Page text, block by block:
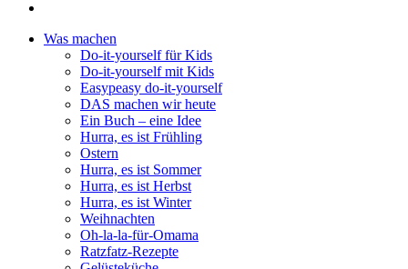
Was machen
Do-it-yourself für Kids
Do-it-yourself mit Kids
Easypeasy do-it-yourself
DAS machen wir heute
Ein Buch – eine Idee
Hurra, es ist Frühling
Ostern
Hurra, es ist Sommer
Hurra, es ist Herbst
Hurra, es ist Winter
Weihnachten
Oh-la-la-für-Omama
Ratzfatz-Rezepte